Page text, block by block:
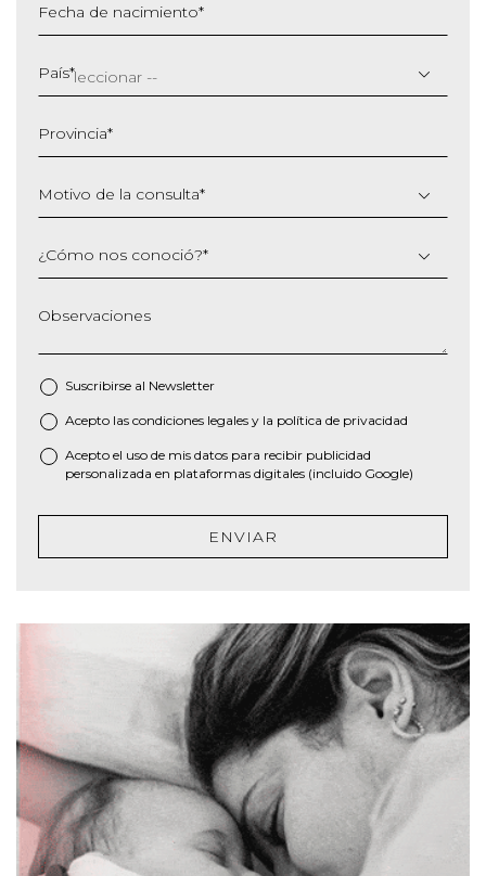
Fecha de nacimiento*
barra
MM
AAAA
País*
Provincia*
Motivo de la consulta*
¿Cómo nos conoció?*
Observaciones
Suscribirse al Newsletter
* Acepto las condiciones legales y la política de privacidad
Acepto el uso de mis datos para recibir publicidad
personalizada en plataformas digitales (incluido Google)
ENVIAR